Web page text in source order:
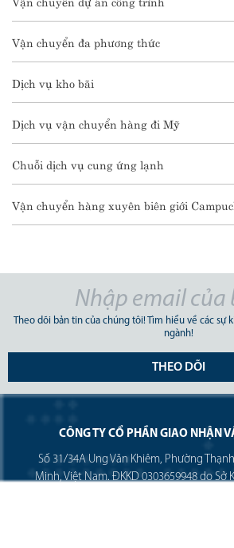
Vận chuyển đa phương thức
Dịch vụ kho bãi
Dịch vụ vận chuyển hàng đi Mỹ
Chuỗi dịch vụ cung ứng lạnh
Vận chuyển hàng xuyên biên giới
Theo dõi bản tin của chúng tôi! Tìm hiểu về các sự
ngành!
THEO DÕI
CÔNG TY CỔ PHẦN GIAO NHẬN
Số 31/34A Ung Văn Khiêm, Phường
Minh, Việt Nam. ĐKKD 0303659948 do Sở